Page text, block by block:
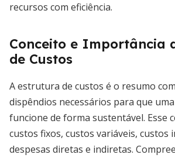
recursos com eficiência.
Conceito e Importância
de Custos
A estrutura de custos é o resumo
dispêndios necessários para que
funcione de forma sustentável. Esse
custos fixos, custos variáveis, custos
despesas diretas e indiretas.